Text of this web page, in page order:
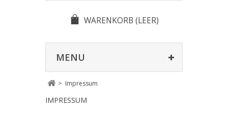
WARENKORB (LEER)
MENU
> Impressum
IMPRESSUM